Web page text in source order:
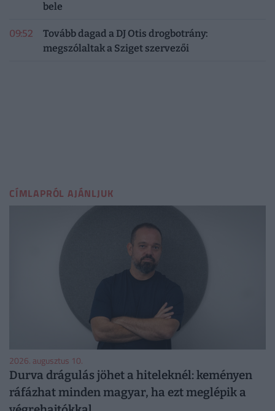
bele
09:52
Tovább dagad a DJ Otis drogbotrány:
megszólaltak a Sziget szervezői
CÍMLAPRÓL AJÁNLJUK
2026. augusztus 10.
Durva drágulás jöhet a hiteleknél: keményen
ráfázhat minden magyar, ha ezt meglépik a